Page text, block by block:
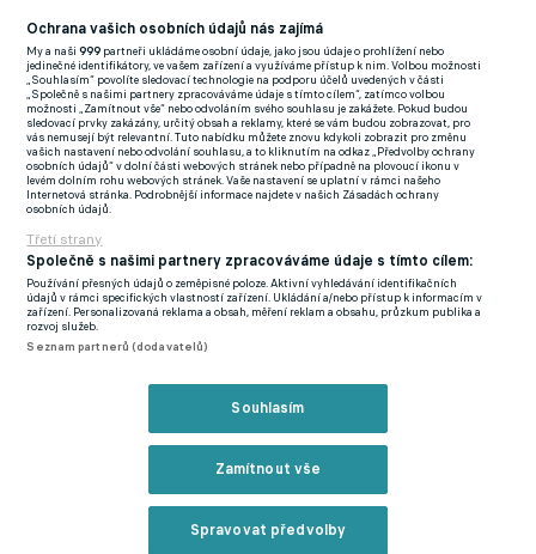
(EN)
FlashFutbal (SK)
Tenisportal.cz
Tenisové zprávy
na Livesportu
Podmínky užití
Zásady ochrany osobních údajů
GDPR a žurnalistika
Ochrana vašich osobních údajů nás zajímá
My a naši999 partneři ukládáme osobní údaje, jako jsou údaje o prohlížení nebo
jedinečné identifikátory, ve vašem zařízení a využíváme přístup k nim. Volbou možnosti
„Souhlasím“ povolíte sledovací technologie na podporu účelů uvedených v části
„Společně s našimi partnery zpracováváme údaje s tímto cílem“, zatímco volbou
možnosti „Zamítnout vše“ nebo odvoláním svého souhlasu je zakážete. Pokud budou
sledovací prvky zakázány, určitý obsah a reklamy, které se vám budou zobrazovat, pro
vás nemusejí být relevantní. Tuto nabídku můžete znovu kdykoli zobrazit pro změnu
vašich nastavení nebo odvolání souhlasu, a to kliknutím na odkaz „Předvolby ochrany
osobních údajů“ v dolní části webových stránek nebo případně na plovoucí ikonu v
levém dolním rohu webových stránek. Vaše nastavení se uplatní v rámci našeho
Internetová stránka. Podrobnější informace najdete v našich Zásadách ochrany
osobních údajů.
Třetí strany
Společně s našimi partnery zpracováváme údaje s tímto cílem:
Používání přesných údajů o zeměpisné poloze. Aktivní vyhledávání identifikačních
údajů v rámci specifických vlastností zařízení. Ukládání a/nebo přístup k informacím v
zařízení. Personalizovaná reklama a obsah, měření reklam a obsahu, průzkum publika a
rozvoj služeb.
Seznam partnerů (dodavatelů)
Souhlasím
Zamítnout vše
Spravovat předvolby